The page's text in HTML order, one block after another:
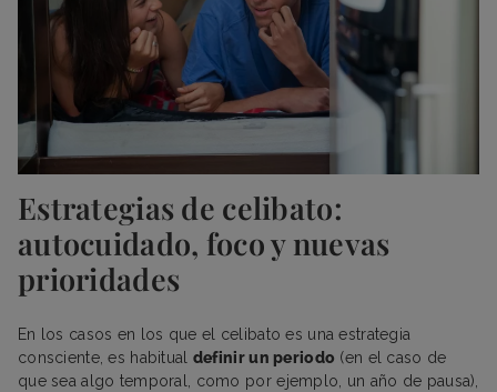
Estrategias de celibato:
autocuidado, foco y nuevas
prioridades
En los casos en los que el celibato es una estrategia
consciente, es habitual definir un periodo (en el caso de
que sea algo temporal, como por ejemplo, un año de pausa),